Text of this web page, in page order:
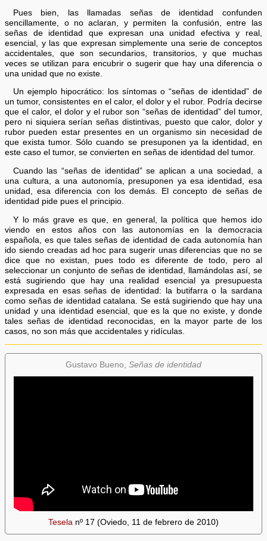
Pues bien, las llamadas señas de identidad confunden
sencillamente, o no aclaran, y permiten la confusión, entre las
señas de identidad que expresan una unidad efectiva y real,
esencial, y las que expresan simplemente una serie de conceptos
accidentales, que son secundarios, transitorios, y que muchas
veces se utilizan para encubrir o sugerir que hay una diferencia o
una unidad que no existe.
Un ejemplo hipocrático: los síntomas o “señas de identidad” de
un tumor, consistentes en el calor, el dolor y el rubor. Podría decirse
que el calor, el dolor y el rubor son “señas de identidad” del tumor,
pero ni siquiera serían señas distintivas, puesto que calor, dolor y
rubor pueden estar presentes en un organismo sin necesidad de
que exista tumor. Sólo cuando se presuponen ya la identidad, en
este caso el tumor, se convierten en señas de identidad del tumor.
Cuando las “señas de identidad” se aplican a una sociedad, a
una cultura, a una autonomía, presuponen ya esa identidad, esa
unidad, esa diferencia con los demás. El concepto de señas de
identidad pide pues el principio.
Y lo más grave es que, en general, la política que hemos ido
viendo en estos años con las autonomías en la democracia
española, es que tales señas de identidad de cada autonomía han
ido siendo creadas ad hoc para sugerir unas diferencias que no se
dice que no existan, pues todo es diferente de todo, pero al
seleccionar un conjunto de señas de identidad, llamándolas así, se
está sugiriendo que hay una realidad esencial ya presupuesta
expresada en esas señas de identidad: la butifarra o la sardana
como señas de identidad catalana. Se está sugiriendo que hay una
unidad y una identidad esencial, que es la que no existe, y donde
tales señas de identidad reconocidas, en la mayor parte de los
casos, no son más que accidentales y ridículas.
Gustavo Bueno, Señas de identidad
Tesela nº 17 (Oviedo, 11 de febrero de 2010)